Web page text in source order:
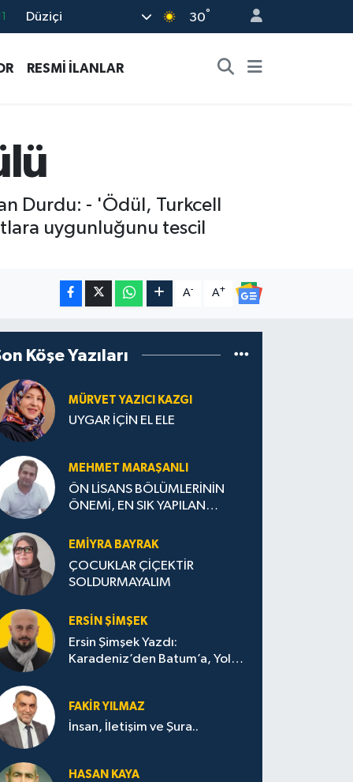
Düziçi 30°
RESMİ İLANLAR
Durdu: - 'Ödül, Turkcell
uygunluğunu tescil
A- A+
Köşe Yazıları
MÜRVET YAZICI KAZGI
UYGAR İÇİN EL ELE
MEHMET MARAŞANLI
ÖN LİSANS BÖLÜMLERİNİN
ÖNEMİ, EN SIK YAPILAN
STRATEJİLERİ
EMIYRA BAYRAK
ÇOCUKLAR ÇİÇEKTİR
SOLDURMAYALIM
ERSIN ŞIMŞEK
Ersin Şimşek Yazdı:
Karadeniz’den Batum’a, Yolun
FAKIR YILMAZ
İnsan, İletişim ve Şura..
HASAN KAYA